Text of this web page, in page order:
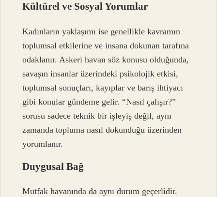
Kültürel ve Sosyal Yorumlar
Kadınların yaklaşımı ise genellikle kavramın
toplumsal etkilerine ve insana dokunan tarafına
odaklanır. Askeri havan söz konusu olduğunda,
savaşın insanlar üzerindeki psikolojik etkisi,
toplumsal sonuçları, kayıplar ve barış ihtiyacı
gibi konular gündeme gelir. “Nasıl çalışır?”
sorusu sadece teknik bir işleyiş değil, aynı
zamanda topluma nasıl dokunduğu üzerinden
yorumlanır.
Duygusal Bağ
Mutfak havanında da aynı durum geçerlidir.